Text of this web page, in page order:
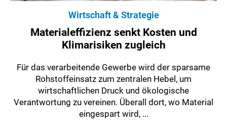
Wirtschaft & Strategie
Materialeffizienz senkt Kosten und
Klimarisiken zugleich
Für das verarbeitende Gewerbe wird der sparsame
Rohstoffeinsatz zum zentralen Hebel, um
wirtschaftlichen Druck und ökologische
Verantwortung zu vereinen. Überall dort, wo Material
eingespart wird, ...